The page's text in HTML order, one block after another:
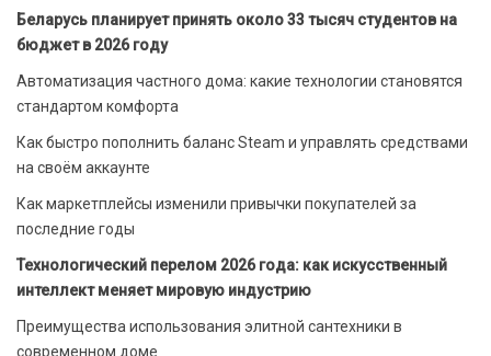
Беларусь планирует принять около 33 тысяч студентов на
бюджет в 2026 году
Автоматизация частного дома: какие технологии становятся
стандартом комфорта
Как быстро пополнить баланс Steam и управлять средствами
на своём аккаунте
Как маркетплейсы изменили привычки покупателей за
последние годы
Технологический перелом 2026 года: как искусственный
интеллект меняет мировую индустрию
Преимущества использования элитной сантехники в
современном доме